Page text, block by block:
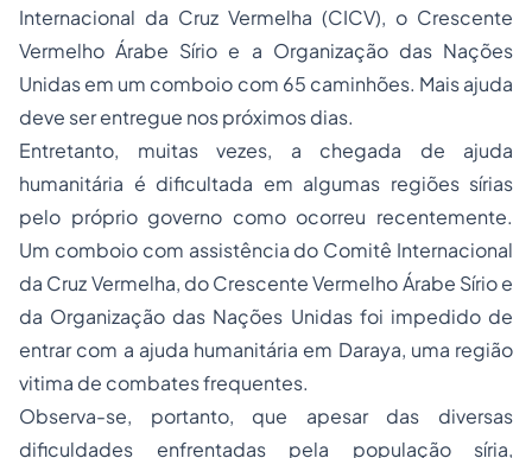
Internacional da Cruz Vermelha (CICV), o Crescente
Vermelho Árabe Sírio e a Organização das Nações
Unidas em um comboio com 65 caminhões. Mais ajuda
deve ser entregue nos próximos dias.
Entretanto, muitas vezes, a chegada de ajuda
humanitária é dificultada em algumas regiões sírias
pelo próprio governo como ocorreu recentemente.
Um comboio com assistência do Comitê Internacional
da Cruz Vermelha, do Crescente Vermelho Árabe Sírio e
da Organização das Nações Unidas foi impedido de
entrar com a ajuda humanitária em Daraya, uma região
vitima de combates frequentes.
Observa-se, portanto, que apesar das diversas
dificuldades enfrentadas pela população síria,